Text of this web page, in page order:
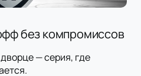
без компромиссов
— серия, где